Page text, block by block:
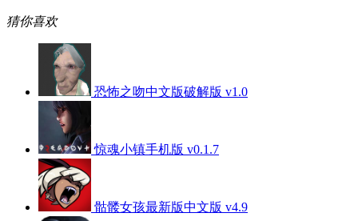
猜你喜欢
恐怖之吻中文版破解版 v1.0
惊魂小镇手机版 v0.1.7
骷髅女孩最新版中文版 v4.9